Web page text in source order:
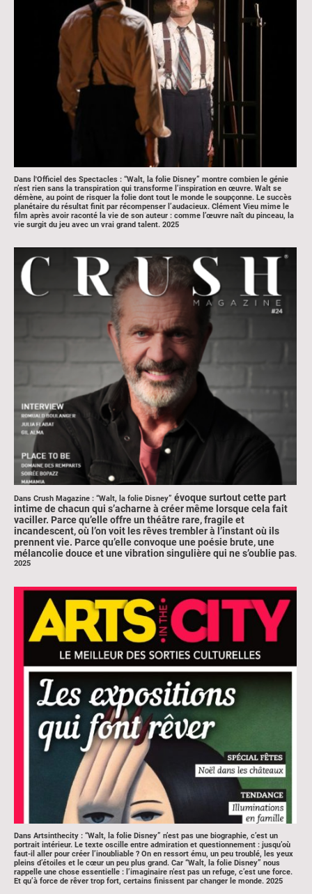
Dans l'Officiel des Spectacles : “Walt, la folie Disney” montre combien le génie
n’est rien sans la transpiration qui transforme l’inspiration en œuvre. Walt se
démène, au point de risquer la folie dont tout le monde le soupçonne. Le succès
planétaire du résultat finit par récompenser l’audacieux. Clément Vieu mime le
film après avoir raconté la vie de son auteur : comme l’œuvre naît du pinceau, la
vie surgit du jeu avec un vrai grand talent. 2025
Dans Crush Magazine : “Walt, la folie Disney” évoque surtout cette part
intime de chacun qui s’acharne à créer même lorsque cela fait
vaciller. Parce qu’elle offre un théâtre rare, fragile et
incandescent, où l’on voit les rêves trembler à l’instant où ils
prennent vie. Parce qu’elle convoque une poésie brute, une
mélancolie douce et une vibration singulière qui ne s’oublie pas.
2025
Dans Artsinthecity : “Walt, la folie Disney” n’est pas une biographie, c’est un
portrait intérieur. Le texte oscille entre admiration et questionnement : jusqu’où
faut-il aller pour créer l’inoubliable ? On en ressort ému, un peu troublé, les yeux
pleins d’étoiles et le cœur un peu plus grand. Car “Walt, la folie Disney” nous
rappelle une chose essentielle : l’imaginaire n’est pas un refuge, c’est une force.
Et qu’à force de rêver trop fort, certains finissent par changer le monde. 2025